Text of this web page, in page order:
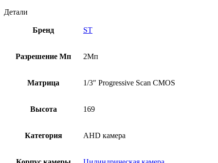
Детали
Бренд ST
Разрешение Мп 2Мп
Матрица 1/3″ Progressive Scan CMOS
Высота 169
Категория AHD камера